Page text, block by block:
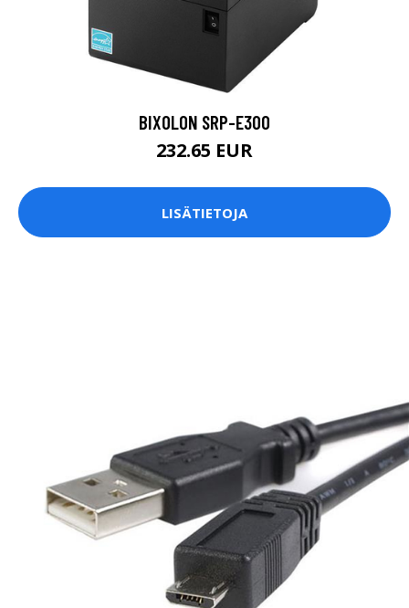
BIXOLON SRP-E300
232.65 EUR
LISÄTIETOJA